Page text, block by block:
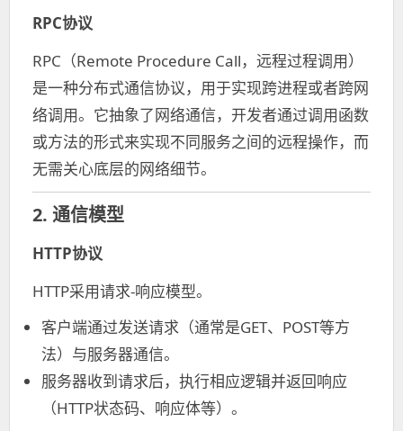
RPC协议
RPC（Remote Procedure Call，远程过程调用）
是一种分布式通信协议，用于实现跨进程或者跨网
络调用。它抽象了网络通信，开发者通过调用函数
或方法的形式来实现不同服务之间的远程操作，而
无需关心底层的网络细节。
2. 通信模型
HTTP协议
HTTP采用请求-响应模型。
客户端通过发送请求（通常是GET、POST等方
法）与服务器通信。
服务器收到请求后，执行相应逻辑并返回响应
（HTTP状态码、响应体等）。